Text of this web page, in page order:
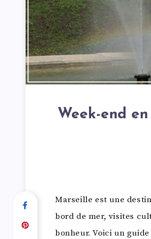
Week-end
Marseille est une
bord de mer, visites
bonheur. Voici un